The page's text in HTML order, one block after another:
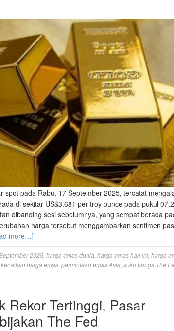
spot pada Rabu, 17 September 2025, tercatat
di sekitar US$3.681 per troy ounce pada pukul
dibanding sesi sebelumnya, yang sempat berada
harga tersebut menggambarkan sentimen
more…]
2025 harga emas dunia harga emas hari ini harga
kenaikan harga emas permintaan emas Asia suku bunga The
Rekor Tertinggi, Pasar
The Fed